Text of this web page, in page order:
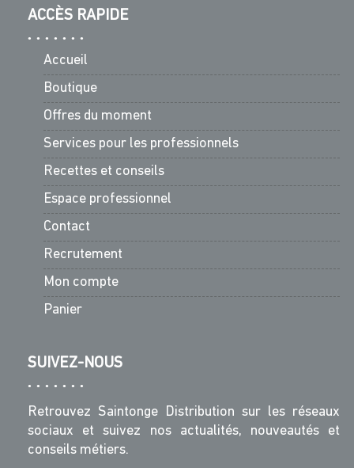
ACCÈS RAPIDE
Accueil
Boutique
Offres du moment
Services pour les professionnels
Recettes et conseils
Espace professionnel
Contact
Recrutement
Mon compte
Panier
SUIVEZ-NOUS
Retrouvez Saintonge Distribution sur les réseaux
sociaux et suivez nos actualités, nouveautés et
conseils métiers.